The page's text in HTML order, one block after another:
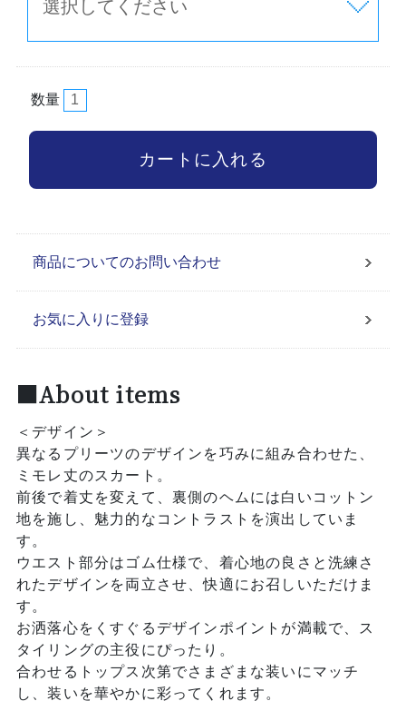
数量
商品についてのお問い合わせ
お気に入りに登録
■About items
＜デザイン＞
異なるプリーツのデザインを巧みに組み合わせた、
ミモレ丈のスカート。
前後で着丈を変えて、裏側のヘムには白いコットン
地を施し、魅力的なコントラストを演出していま
す。
ウエスト部分はゴム仕様で、着心地の良さと洗練さ
れたデザインを両立させ、快適にお召しいただけま
す。
お洒落心をくすぐるデザインポイントが満載で、ス
タイリングの主役にぴったり。
合わせるトップス次第でさまざまな装いにマッチ
し、装いを華やかに彩ってくれます。